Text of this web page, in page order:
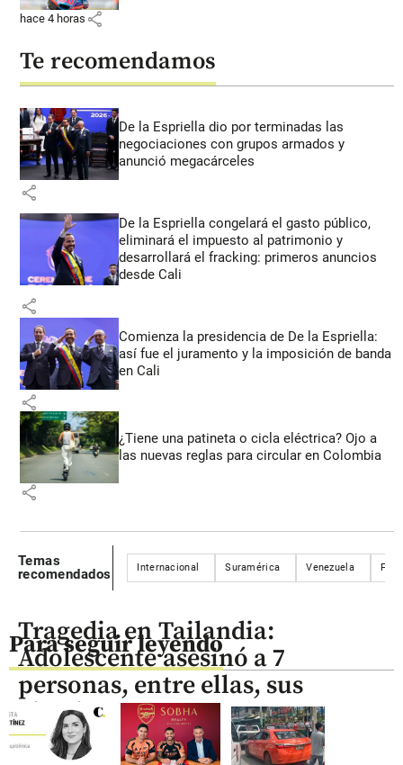
hace 4 horas share
Te recomendamos
De la Espriella dio por terminadas las
negociaciones con grupos armados y
anunció megacárceles
share
De la Espriella congelará el gasto público,
eliminará el impuesto al patrimonio y
desarrollará el fracking: primeros anuncios
desde Cali
share
Comienza la presidencia de De la Espriella:
así fue el juramento y la imposición de banda
en Cali
share
¿Tiene una patineta o cicla eléctrica? Ojo a
las nuevas reglas para circular en Colombia
share
Temas
recomendados
Internacional Suramérica Venezuela
Para seguir leyendo
Tragedia en Tailandia:
Adolescente asesinó a 7
personas, entre ellas, sus
abuelos